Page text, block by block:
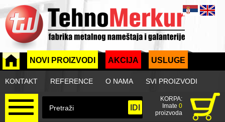
NOVI PROIZVODI AKCIJA USLUGE
KONTAKT REFERENCE O NAMA SVI PROIZVODI
KORPA:
Imate 0
proizvoda